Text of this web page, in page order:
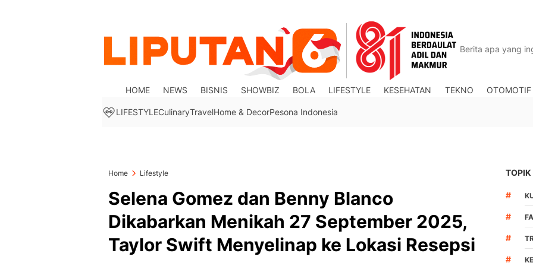
HOME NEWS BISNIS SHOWBIZ BOLA LIFESTYLE KESEHATAN TEKNO OTOMOTIF
LIFESTYLECulinaryTravelHome & DecorPesona Indonesia
Home Lifestyle
Selena Gomez dan Benny Blanco
Dikabarkan Menikah 27 September 2025,
Taylor Swift Menyelinap ke Lokasi Resepsi
TOPIK
#
#
#
#